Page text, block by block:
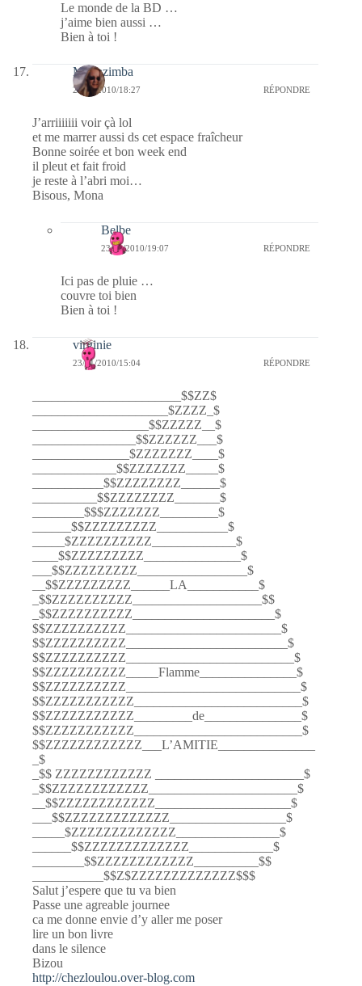
Le monde de la BD …
j’aime bien aussi …
Bien à toi !
Monazimba
23/01/2010/18:27 RÉPONDRE
J’arriiiiiii voir çà lol
et me marrer aussi ds cet espace fraîcheur
Bonne soirée et bon week end
il pleut et fait froid
je reste à l’abri moi…
Bisous, Mona
Belbe
23/01/2010/19:07 RÉPONDRE
Ici pas de pluie …
couvre toi bien
Bien à toi !
virginie
23/01/2010/15:04 RÉPONDRE
_______________________$$ZZ$
_____________________$ZZZZ_$
__________________$$ZZZZZ__$
________________$$ZZZZZZ___$
_______________$ZZZZZZZ____$
_____________$$ZZZZZZZ_____$
___________$$ZZZZZZZZ______$
__________$$ZZZZZZZZ_______$
________$$$ZZZZZZZ_________$
______$$ZZZZZZZZZ___________$
_____$ZZZZZZZZZZ_____________$
____$$ZZZZZZZZZ_______________$
___$$ZZZZZZZZZ_________________$
__$$ZZZZZZZZZ______LA___________$
_$$ZZZZZZZZZZ____________________$$
_$$ZZZZZZZZZZ______________________$
$$ZZZZZZZZZZ________________________$
$$ZZZZZZZZZZ_________________________$
$$ZZZZZZZZZZ__________________________$
$$ZZZZZZZZZZ_____Flamme_______________$
$$ZZZZZZZZZZ___________________________$
$$ZZZZZZZZZZZ__________________________$
$$ZZZZZZZZZZZ_________de_______________$
$$ZZZZZZZZZZZ__________________________$
$$ZZZZZZZZZZZZ___L’AMITIE_______________
_$
_$$ ZZZZZZZZZZZZ _______________________$
_$$ZZZZZZZZZZZZ_______________________$
__$$ZZZZZZZZZZZZ_____________________$
___$$ZZZZZZZZZZZZZ__________________$
_____$ZZZZZZZZZZZZZ________________$
______$$ZZZZZZZZZZZZZ_____________$
________$$ZZZZZZZZZZZZ__________$$
___________$$Z$ZZZZZZZZZZZZZ$$$
Salut j’espere que tu va bien
Passe une agreable journee
ca me donne envie d’y aller me poser
lire un bon livre
dans le silence
Bizou
http://chezloulou.over-blog.com